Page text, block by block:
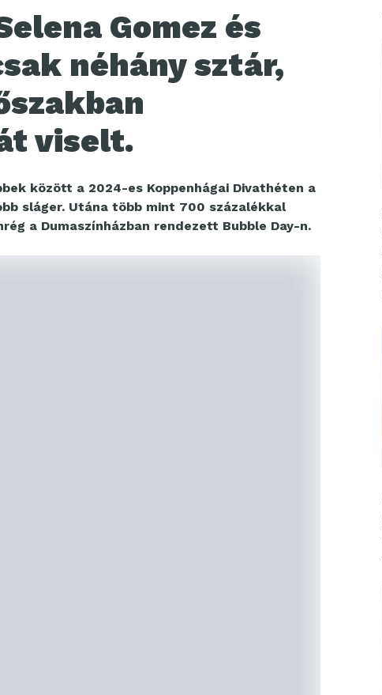
Gomez és
néhány sztár,
viselt.
között a 2024-es Koppenhágai Divathéten a
sláger. Utána több mint 700 százalékkal
a Dumaszínházban rendezett Bubble Day-n.